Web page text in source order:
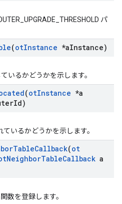
パ
(otInstance *aInstance)
いるかどうかを示します。
(otInstance *a
Id)
いるかどうかを示します。
TableCallback(ot
NeighborTableCallback a
数を登録します。